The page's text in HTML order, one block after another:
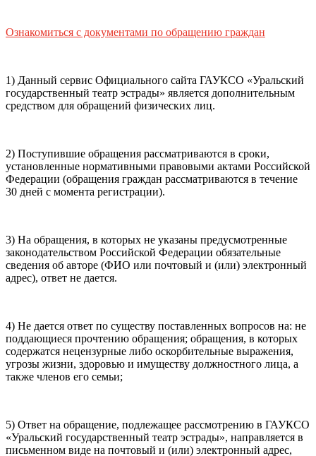
мобильный номер телефона
Способ оплаты
Банковская карта
карта
правила возвратабилетов, а такжеправила посещения
театра.
Я ознакомлен(-а) сПолитикой ГАУКСО
«УГТЭ» в отношении обработки персональных данных
(политикой конфиденциальности)
своё согласие на обработку своих персональных данных
покупаю билет(-ы) для лиц, соответсвующих возрастной
категории мероприятия.
Подтвердить
Ознакомиться с документами по обращению граждан
1) Данный сервис Официального сайта ГАУКСО «Уральский
государственный театр эстрады» является дополнительным
средством для обращений физических лиц.
2) Поступившие обращения рассматриваются в сроки,
установленные нормативными правовыми актами Российской
Федерации (обращения граждан рассматриваются в течение
30 дней с момента регистрации).
3) На обращения, в которых не указаны предусмотренные
законодательством Российской Федерации обязательные
сведения об авторе (ФИО или почтовый и (или) электронный
адрес), ответ не дается.
4) Не дается ответ по существу поставленных вопросов на: не
поддающиеся прочтению обращения; обращения, в которых
содержатся нецензурные либо оскорбительные выражения,
угрозы жизни, здоровью и имуществу должностного лица, а
также членов его семьи;
5) Ответ на обращение, подлежащее рассмотрению в ГАУКСО
«Уральский государственный театр эстрады», направляется в
письменном виде на почтовый и (или) электронный адрес,